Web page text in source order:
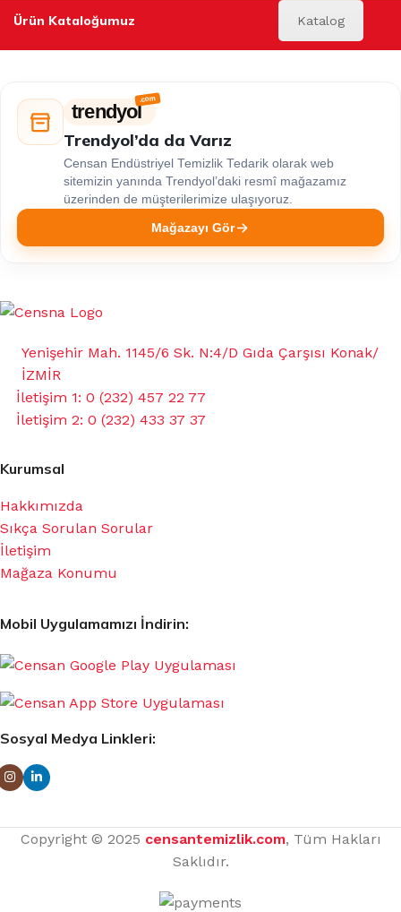
Ürün Kataloğumuz Katalog
trendyol
Trendyol’da da Varız
Censan Endüstriyel Temizlik Tedarik olarak web
sitemizin yanında Trendyol’daki resmî mağazamız
üzerinden de müşterilerimize ulaşıyoruz.
Mağazayı Gör
Yenişehir Mah. 1145/6 Sk. N:4/D Gıda Çarşısı Konak/
İZMİR
İletişim 1: 0 (232) 457 22 77
İletişim 2: 0 (232) 433 37 37
Kurumsal
Hakkımızda
Sıkça Sorulan Sorular
İletişim
Mağaza Konumu
Mobil Uygulamamızı İndirin:
Sosyal Medya Linkleri:
Copyright © 2025 censantemizlik.com, Tüm Hakları
Saklıdır.